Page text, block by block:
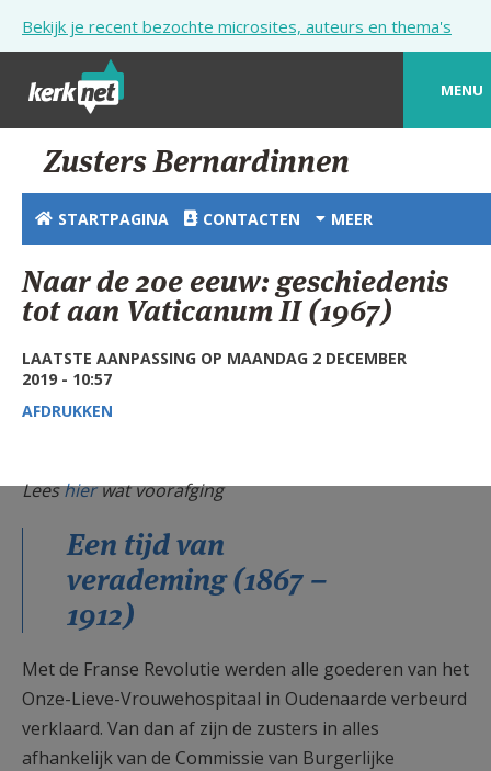
Bekijk je recent bezochte microsites, auteurs en thema's
MENU
STARTPAGINA
KERK
VIERINGEN
SHOP
HULP
STARTPAGINA PORTAAL
Zusters Bernardinnen
STARTPAGINA CONTACTEN MEER
Naar de 20e eeuw: geschiedenis
tot aan Vaticanum II (1967)
LAATSTE AANPASSING OP MAANDAG 2 DECEMBER
2019 - 10:57
AFDRUKKEN
Leeshierwat voorafging
Een tijd van
verademing (1867 –
1912)
Met de Franse Revolutie werden alle goederen van het
Onze-Lieve-Vrouwehospitaal in Oudenaarde verbeurd
verklaard. Van dan af zijn de zusters in alles
afhankelijk van de Commissie van Burgerlijke